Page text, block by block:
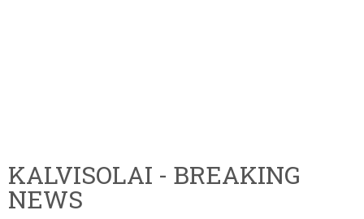
KALVISOLAI - BREAKING
NEWS